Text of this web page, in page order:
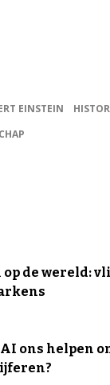
EINSTEIN
op de wereld:
ons helpen